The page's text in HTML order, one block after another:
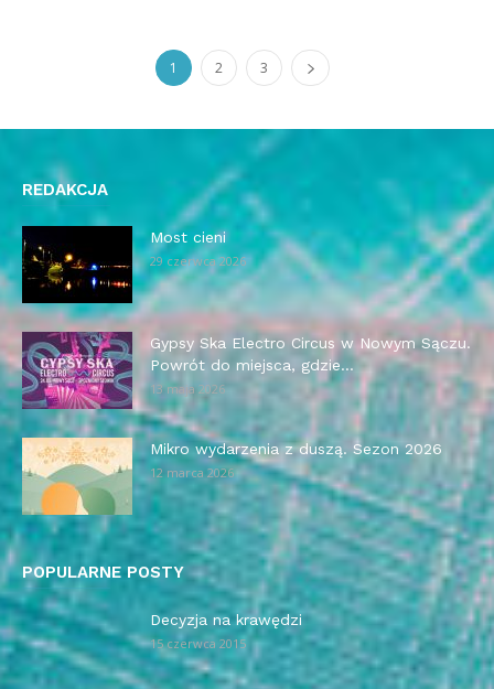
1 2 3
REDAKCJA
Most cieni
29 czerwca 2026
Gypsy Ska Electro Circus w Nowym Sączu.
Powrót do miejsca, gdzie...
13 maja 2026
Mikro wydarzenia z duszą. Sezon 2026
12 marca 2026
POPULARNE POSTY
Decyzja na krawędzi
15 czerwca 2015